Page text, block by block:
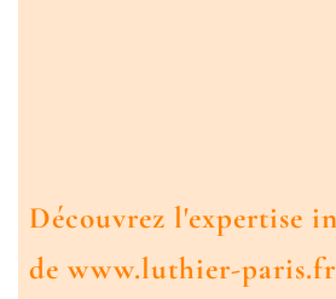
Découvrez l'expertise
de www.luthier-